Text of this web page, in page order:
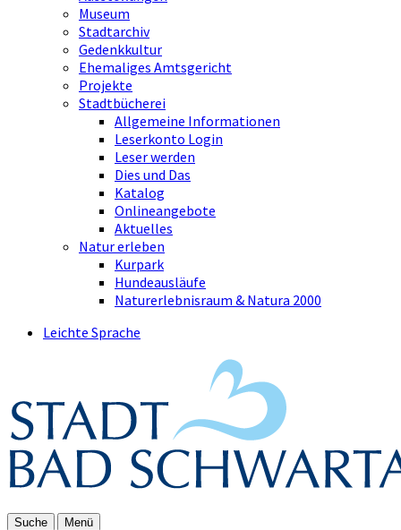
Museum
Stadtarchiv
Gedenkkultur
Ehemaliges Amtsgericht
Projekte
Stadtbücherei
Allgemeine Informationen
Leserkonto Login
Leser werden
Dies und Das
Katalog
Onlineangebote
Aktuelles
Natur erleben
Kurpark
Hundeausläufe
Naturerlebnisraum & Natura 2000
Leichte Sprache
Suche
Menü